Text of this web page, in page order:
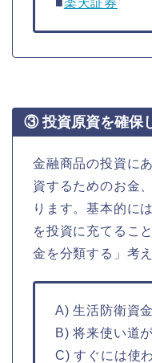
③ 投資原資を確保
金融商品の投資に
資するためのお金
ります。基本的に
を投資に充てるこ
金を分類する」考
A) 生活防衛資金
B) 将来使い道
C) すぐには使